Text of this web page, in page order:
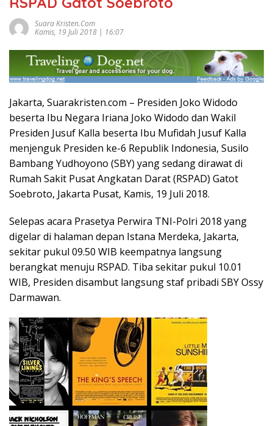
Suara Kristen.com
Kamis, 19 Juli 2018 | 16:07
Jakarta, Suarakristen.com – Presiden Joko Widodo
beserta Ibu Negara Iriana Joko Widodo dan Wakil
Presiden Jusuf Kalla beserta Ibu Mufidah Jusuf Kalla
menjenguk Presiden ke-6 Republik Indonesia, Susilo
Bambang Yudhoyono (SBY) yang sedang dirawat di
Rumah Sakit Pusat Angkatan Darat (RSPAD) Gatot
Soebroto, Jakarta Pusat, Kamis, 19 Juli 2018.
Selepas acara Prasetya Perwira TNI-Polri 2018 yang
digelar di halaman depan Istana Merdeka, Jakarta,
sekitar pukul 09.50 WIB keempatnya langsung
berangkat menuju RSPAD. Tiba sekitar pukul 10.01
WIB, Presiden disambut langsung staf pribadi SBY Ossy
Darmawan.